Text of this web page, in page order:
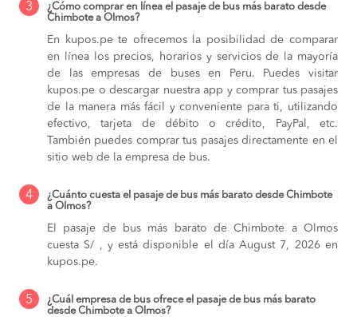
3
¿Cómo comprar en línea el pasaje de bus más barato desde
Chimbote a Olmos?
En kupos.pe te ofrecemos la posibilidad de comparar
en línea los precios, horarios y servicios de la mayoría
de las empresas de buses en Peru. Puedes visitar
kupos.pe o descargar nuestra app y comprar tus pasajes
de la manera más fácil y conveniente para ti, utilizando
efectivo, tarjeta de débito o crédito, PayPal, etc.
También puedes comprar tus pasajes directamente en el
sitio web de la empresa de bus.
4
¿Cuánto cuesta el pasaje de bus más barato desde Chimbote
a Olmos?
El pasaje de bus más barato de Chimbote a Olmos
cuesta S/ , y está disponible el día August 7, 2026 en
kupos.pe.
5
¿Cuál empresa de bus ofrece el pasaje de bus más barato
desde Chimbote a Olmos?